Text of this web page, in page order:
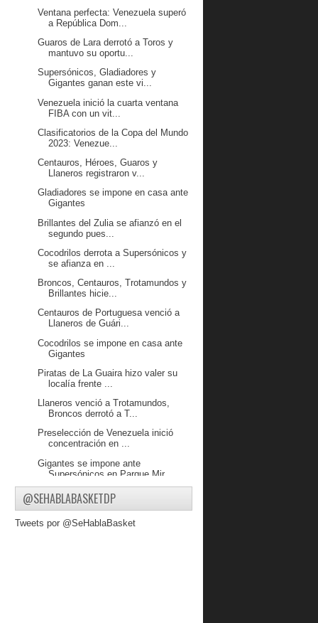
Ventana perfecta: Venezuela superó
a República Dom...
Guaros de Lara derrotó a Toros y
mantuvo su oportu...
Supersónicos, Gladiadores y
Gigantes ganan este vi...
Venezuela inició la cuarta ventana
FIBA con un vit...
Clasificatorios de la Copa del Mundo
2023: Venezue...
Centauros, Héroes, Guaros y
Llaneros registraron v...
Gladiadores se impone en casa ante
Gigantes
Brillantes del Zulia se afianzó en el
segundo pues...
Cocodrilos derrota a Supersónicos y
se afianza en ...
Broncos, Centauros, Trotamundos y
Brillantes hicie...
Centauros de Portuguesa venció a
Llaneros de Guári...
Cocodrilos se impone en casa ante
Gigantes
Piratas de La Guaira hizo valer su
localía frente ...
Llaneros venció a Trotamundos,
Broncos derrotó a T...
Preselección de Venezuela inició
concentración en ...
Gigantes se impone ante
Supersónicos en Parque Mir...
Trotamundos venció a Broncos en
Valencia y Piratas...
Cocodrilos, Guaiqueríes y
@SEHABLABASKETDP
Tweets por @SeHablaBasket